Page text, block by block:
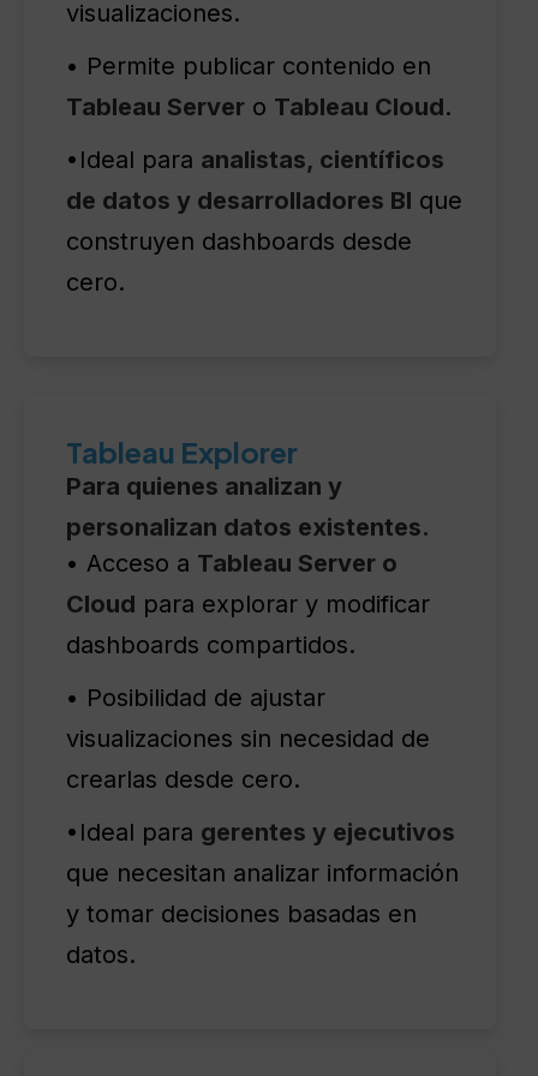
visualizaciones.
• Permite publicar contenido en
Tableau Server o Tableau Cloud.
•Ideal para analistas, científicos
de datos y desarrolladores BI que
construyen dashboards desde
cero.
Tableau Explorer
Para quienes analizan y
personalizan datos existentes.
• Acceso a Tableau Server o
Cloud para explorar y modificar
dashboards compartidos.
• Posibilidad de ajustar
visualizaciones sin necesidad de
crearlas desde cero.
•Ideal para gerentes y ejecutivos
que necesitan analizar información
y tomar decisiones basadas en
datos.